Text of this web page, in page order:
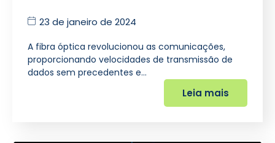
23 de janeiro de 2024
A fibra óptica revolucionou as comunicações,
proporcionando velocidades de transmissão de
dados sem precedentes e…
Leia mais